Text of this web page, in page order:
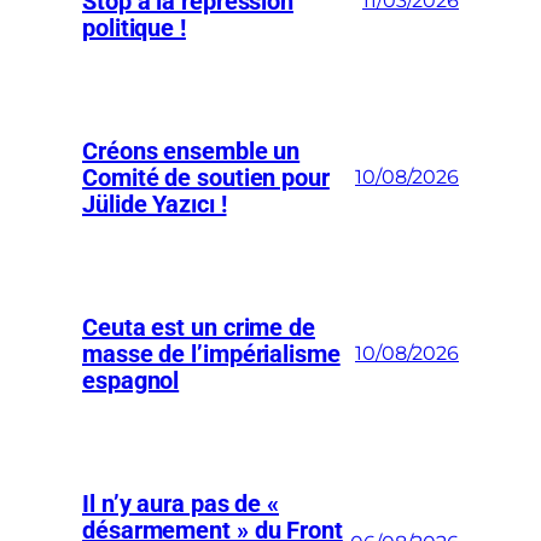
politique !
Créons ensemble un
Comité de soutien pour
Jülide Yazıcı !
10/08/2026
Ceuta est un crime de
masse de l’impérialisme
espagnol
10/08/2026
Il n’y aura pas de «
désarmement » du Front